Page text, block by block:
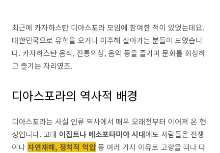
최근에 카자하스탄 디아스포라 모임에 참여한 적이 있었는데요.
대한민국으로 유학을 오거나 이주해 살아가는 분들이 모였습니
다. 카자하스탄 음식, 전통의상, 음악 등을 즐기며 문화를 회상하
고 즐기는 자리였죠.
디아스포라의 역사적 배경
디아스포라는 사실 인류 역사에서 매우 오래전부터 이어져 온 현
상입니다. 고대 이집트나 메소포타미아 시대에도 사람들은 전쟁
이나 자연재해, 정치적 억압등 여러 가지 이유로 고향을 떠나 다